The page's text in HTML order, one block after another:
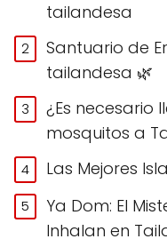
tailandesa
Santuario de
tailandesa 🌿
¿Es necesario
mosquitos a
Las Mejores
Ya Dom: El
Inhalan en